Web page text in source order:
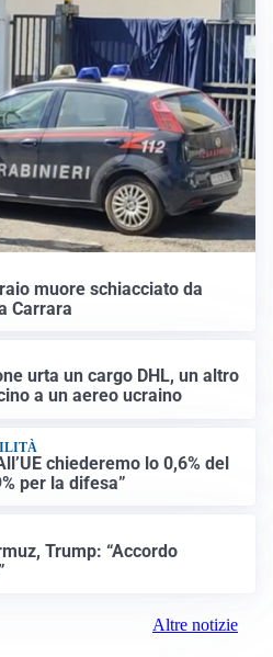
muore schiacciato da
Carrara
urta un cargo DHL, un altro
a un aereo ucraino
chiederemo lo 0,6% del
per la difesa”
Trump: “Accordo
Altre notizie